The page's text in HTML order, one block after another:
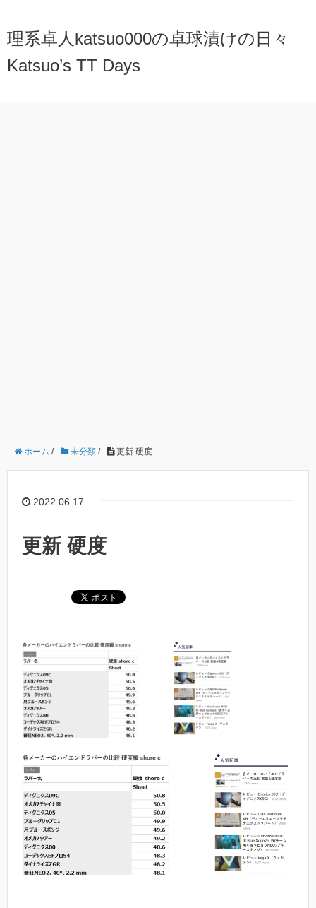
理系卓人katsuo000の卓球漬けの日々
Katsuo’s TT Days
ホーム / 未分類 / 更新 硬度
2022.06.17
更新 硬度